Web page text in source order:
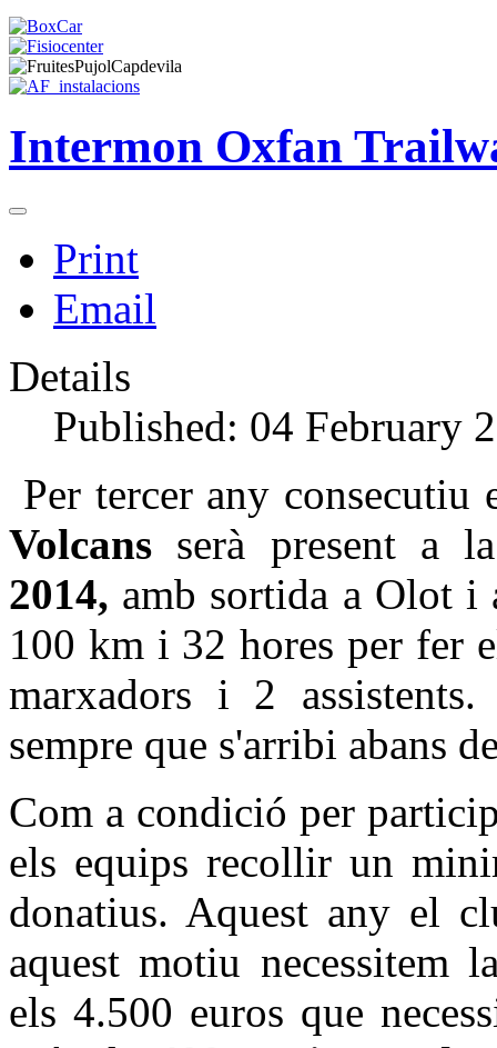
Intermon Oxfan
Print
Email
Details
Published: 04 February
Per tercer any consecutiu
Volcans serà present a
2014, amb sortida a Olot i
100 km i 32 hores per fer
marxadors i 2
sempre que s'arribi abans
Com a condició per
els equips recollir un
donatius. Aquest any el
aquest motiu necessitem
els 4.500 euros que